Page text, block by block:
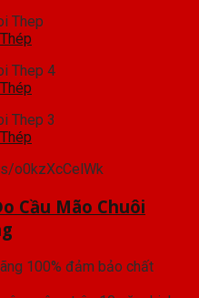
o0kzXcCelWk
Cầu Mão Chuôi
100% đảm bảo chất